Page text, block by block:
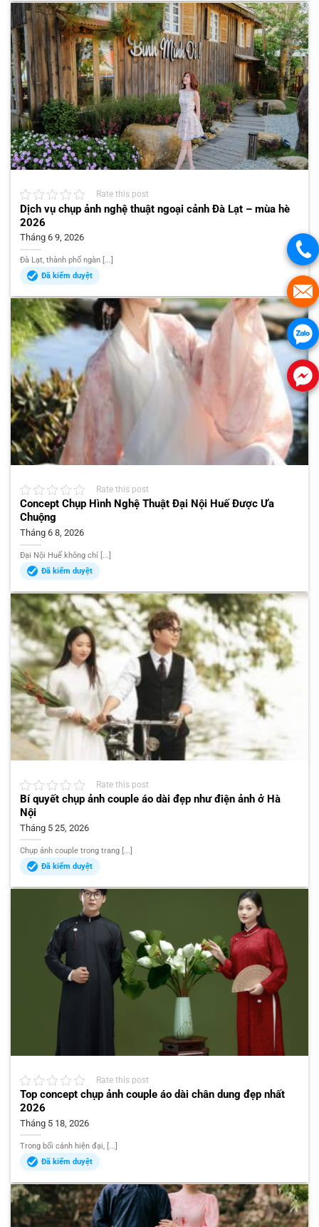
Rate this post
Dịch vụ chụp ảnh nghệ thuật ngoại cảnh Đà Lạt – mùa hè
2026
Tháng 6 9, 2026
Đà Lạt, thành phố ngàn [...]
Đã kiểm duyệt
Rate this post
Concept Chụp Hình Nghệ Thuật Đại Nội Huế Được Ưa
Chuộng
Tháng 6 8, 2026
Đại Nội Huế không chỉ [...]
Đã kiểm duyệt
Rate this post
Bí quyết chụp ảnh couple áo dài đẹp như điện ảnh ở Hà
Nội
Tháng 5 25, 2026
Chụp ảnh couple trong trang [...]
Đã kiểm duyệt
Rate this post
Top concept chụp ảnh couple áo dài chân dung đẹp nhất
2026
Tháng 5 18, 2026
Trong bối cảnh hiện đại, [...]
Đã kiểm duyệt